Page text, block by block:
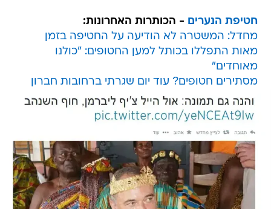
חטיפת הנערים - הכותרות האחרונות:
מחדל: המשטרה לא הודיעה על החטיפה בזמן
מאות התפללו בכותל למען החטופים: "כולנו
מאוחדים"
מסתירים חטופים? עוד יום שגרתי ברחובות חברון